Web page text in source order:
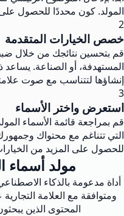
المولد. كون محددًا للحصول على
2
خصص الخيارات المتقدمة
قم بتحسين نتائجك من خلال
المستهدفة، أو الصناعة.
إنشاؤها لتتناسب مع صوت
3
استعرض واختر الأسماء
قم بمراجعة قائمة الأسماء
التي تتناغم مع محتواك
للحصول على المزيد من
مولد أسماء
أداة مدعومة بالذكاء
ومتوافقة مع العلامة
المحتوى الذين